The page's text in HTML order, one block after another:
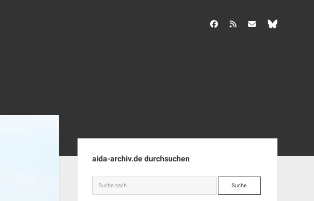
facebook info@aida-archiv.de
aida-archiv.de durchsuchen
Suche